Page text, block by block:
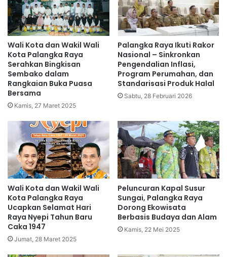
Wali Kota dan Wakil Wali
Kota Palangka Raya
Serahkan Bingkisan
Sembako dalam
Rangkaian Buka Puasa
Bersama
Kamis, 27 Maret 2025
Palangka Raya Ikuti Rakor
Nasional – Sinkronkan
Pengendalian Inflasi,
Program Perumahan, dan
Standarisasi Produk Halal
Sabtu, 28 Februari 2026
Wali Kota dan Wakil Wali
Kota Palangka Raya
Ucapkan Selamat Hari
Raya Nyepi Tahun Baru
Caka 1947
Jumat, 28 Maret 2025
Peluncuran Kapal Susur
Sungai, Palangka Raya
Dorong Ekowisata
Berbasis Budaya dan Alam
Kamis, 22 Mei 2025